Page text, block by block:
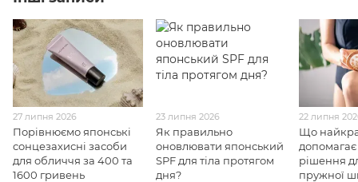
27 липня 2026
Порівнюємо японські
сонцезахисні засоби
для обличчя за 400 та
1600 гривень
23 липня 2026
Як правильно
оновлювати японський
SPF для тіла протягом
дня?
22 липня
Що
допомагає
рішення
пружної